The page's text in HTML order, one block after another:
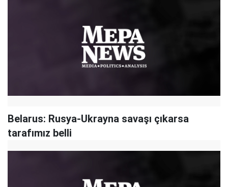
Belarus: Rusya-Ukrayna savaşı çıkarsa
tarafımız belli